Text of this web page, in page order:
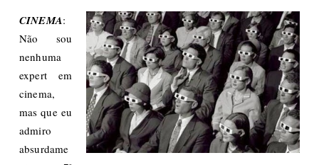
CINEMA:
Não sou
nenhuma
expert em
cinema,
mas que eu
admiro
absurdame